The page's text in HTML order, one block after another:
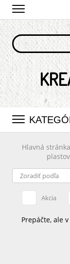
Hlavná stránka
Akcia
Prepáčte, ale